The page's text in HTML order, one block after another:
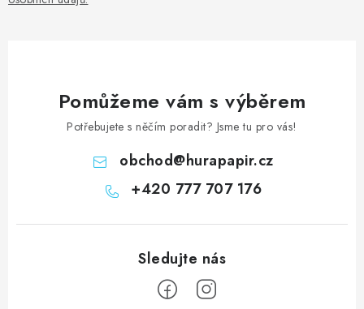
Pomůžeme vám s výběrem
Potřebujete s něčím poradit? Jsme tu pro vás!
obchod@hurapapir.cz
+420 777 707 176